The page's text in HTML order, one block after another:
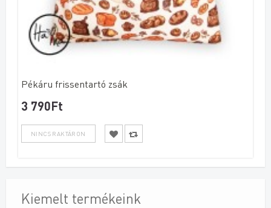
Pékáru frissentartó zsák
3 790Ft
Kiemelt termékeink